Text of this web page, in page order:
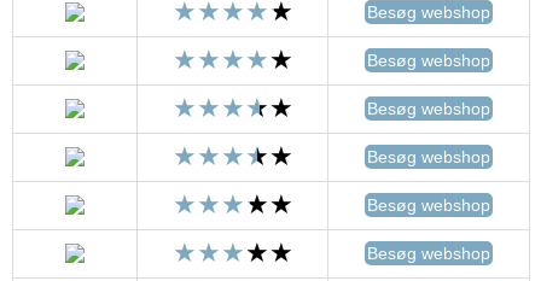
Besøg webshop
Besøg webshop
Besøg webshop
Besøg webshop
Besøg webshop
Besøg webshop